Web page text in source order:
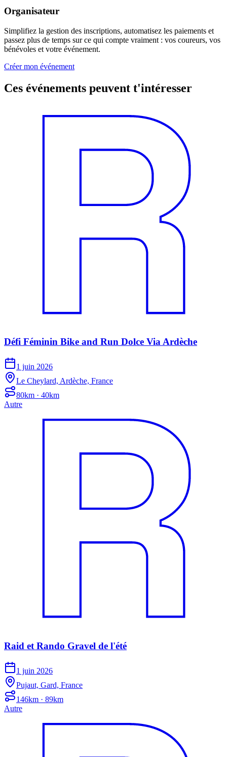
Organisateur
Simplifiez la gestion des inscriptions, automatisez les paiements et
passez plus de temps sur ce qui compte vraiment : vos coureurs, vos
bénévoles et votre événement.
Créer mon événement
Ces événements peuvent t'intéresser
Défi Féminin Bike and Run Dolce Via Ardèche
1 juin 2026
Le Cheylard, Ardèche, France
80km · 40km
Autre
Raid et Rando Gravel de l'été
1 juin 2026
Pujaut, Gard, France
146km · 89km
Autre